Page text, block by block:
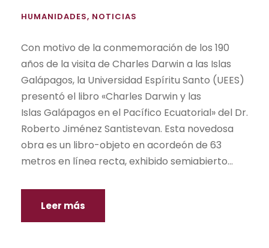
HUMANIDADES, NOTICIAS
Con motivo de la conmemoración de los 190
años de la visita de Charles Darwin a las Islas
Galápagos, la Universidad Espíritu Santo (UEES)
presentó el libro «Charles Darwin y las
Islas Galápagos en el Pacífico Ecuatorial» del Dr.
Roberto Jiménez Santistevan. Esta novedosa
obra es un libro-objeto en acordeón de 63
metros en línea recta, exhibido semiabierto...
Leer más